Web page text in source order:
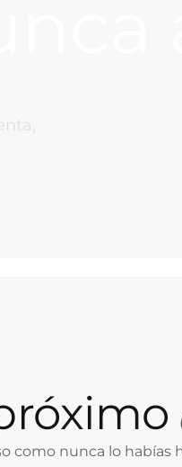
como nunca lo habías